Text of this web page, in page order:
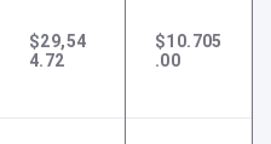
$29,54
4.72
$10.705
.00